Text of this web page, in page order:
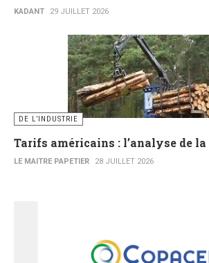
KADANT 29 JUILLET 2026
DE L’INDUSTRIE
Tarifs américains : l’analyse de la
LE MAITRE PAPETIER 28 JUILLET 2026